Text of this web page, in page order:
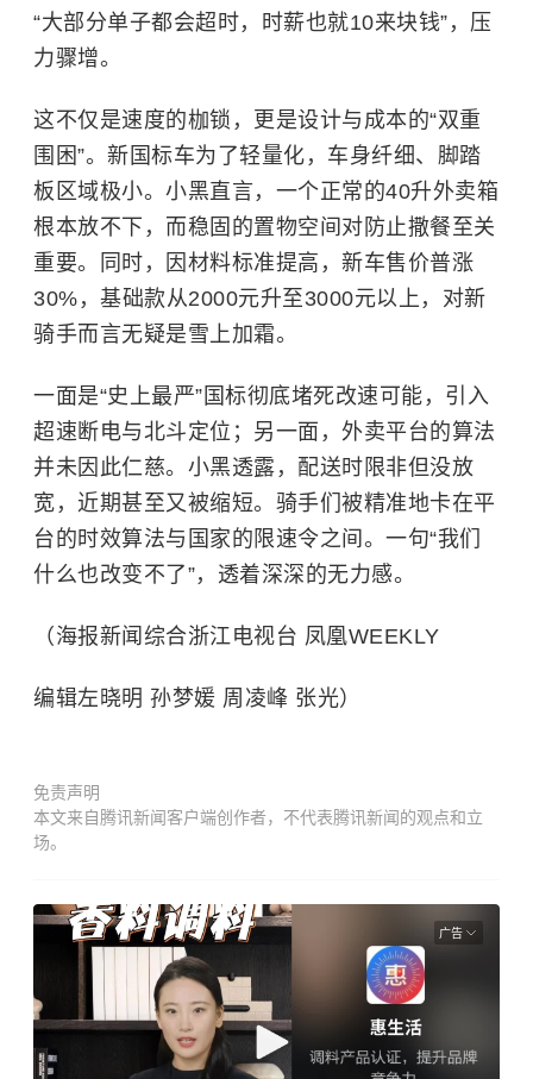
“大部分单子都会超时，时薪也就10来块钱”，压
力骤增。
这不仅是速度的枷锁，更是设计与成本的“双重
围困”。新国标车为了轻量化，车身纤细、脚踏
板区域极小。小黑直言，一个正常的40升外卖箱
根本放不下，而稳固的置物空间对防止撒餐至关
重要。同时，因材料标准提高，新车售价普涨
30%，基础款从2000元升至3000元以上，对新
骑手而言无疑是雪上加霜。
一面是“史上最严”国标彻底堵死改速可能，引入
超速断电与北斗定位；另一面，外卖平台的算法
并未因此仁慈。小黑透露，配送时限非但没放
宽，近期甚至又被缩短。骑手们被精准地卡在平
台的时效算法与国家的限速令之间。一句“我们
什么也改变不了”，透着深深的无力感。
（海报新闻综合浙江电视台 凤凰WEEKLY
编辑左晓明 孙梦媛 周凌峰 张光）
免责声明
本文来自腾讯新闻客户端创作者，不代表腾讯新闻的观点和立
场。
广告